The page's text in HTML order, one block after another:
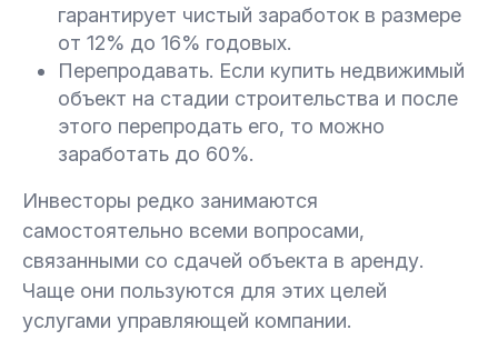
гарантирует чистый заработок в размере
от 12% до 16% годовых.
Перепродавать. Если купить недвижимый
объект на стадии строительства и после
этого перепродать его, то можно
заработать до 60%.
Инвесторы редко занимаются
самостоятельно всеми вопросами,
связанными со сдачей объекта в аренду.
Чаще они пользуются для этих целей
услугами управляющей компании.